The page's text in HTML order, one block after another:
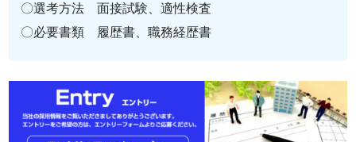
〇選考方法 面接試験、適性検査
〇必要書類 履歴書、職務経歴書